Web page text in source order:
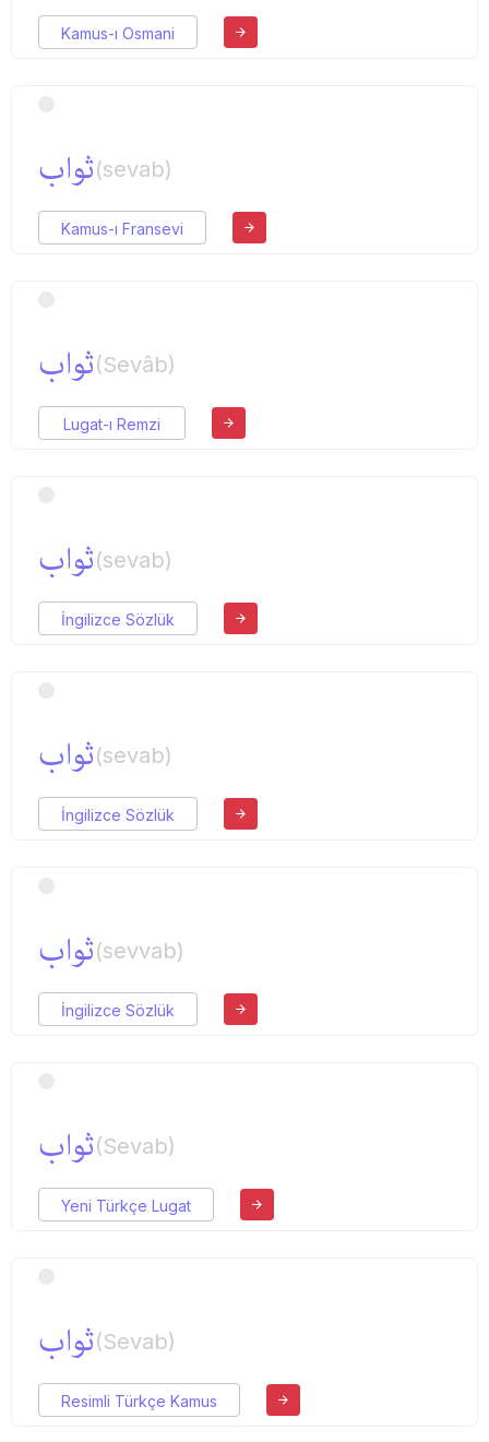
Kamus-ı Osmani
ثواب(sevab)
Kamus-ı Fransevi
ثواب(Sevâb)
Lugat-ı Remzi
ثواب(sevab)
İngilizce Sözlük
ثواب(sevab)
İngilizce Sözlük
ثواب(sevvab)
İngilizce Sözlük
ثواب(Sevab)
Yeni Türkçe Lugat
ثواب(Sevab)
Resimli Türkçe Kamus